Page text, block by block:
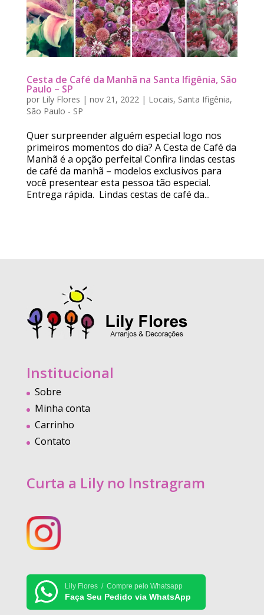
Cesta de Café da Manhã na Santa Ifigênia, São
Paulo – SP
por Lily Flores | nov 21, 2022 | Locais, Santa Ifigênia,
São Paulo - SP
Quer surpreender alguém especial logo nos
primeiros momentos do dia? A Cesta de Café da
Manhã é a opção perfeita! Confira lindas cestas
de café da manhã – modelos exclusivos para
você presentear esta pessoa tão especial.
Entrega rápida. Lindas cestas de café da...
Institucional
Sobre
Minha conta
Carrinho
Contato
Curta a Lily no Instragram
Lily Flores / Compre pelo Whatsapp
Faça Seu Pedido via WhatsApp